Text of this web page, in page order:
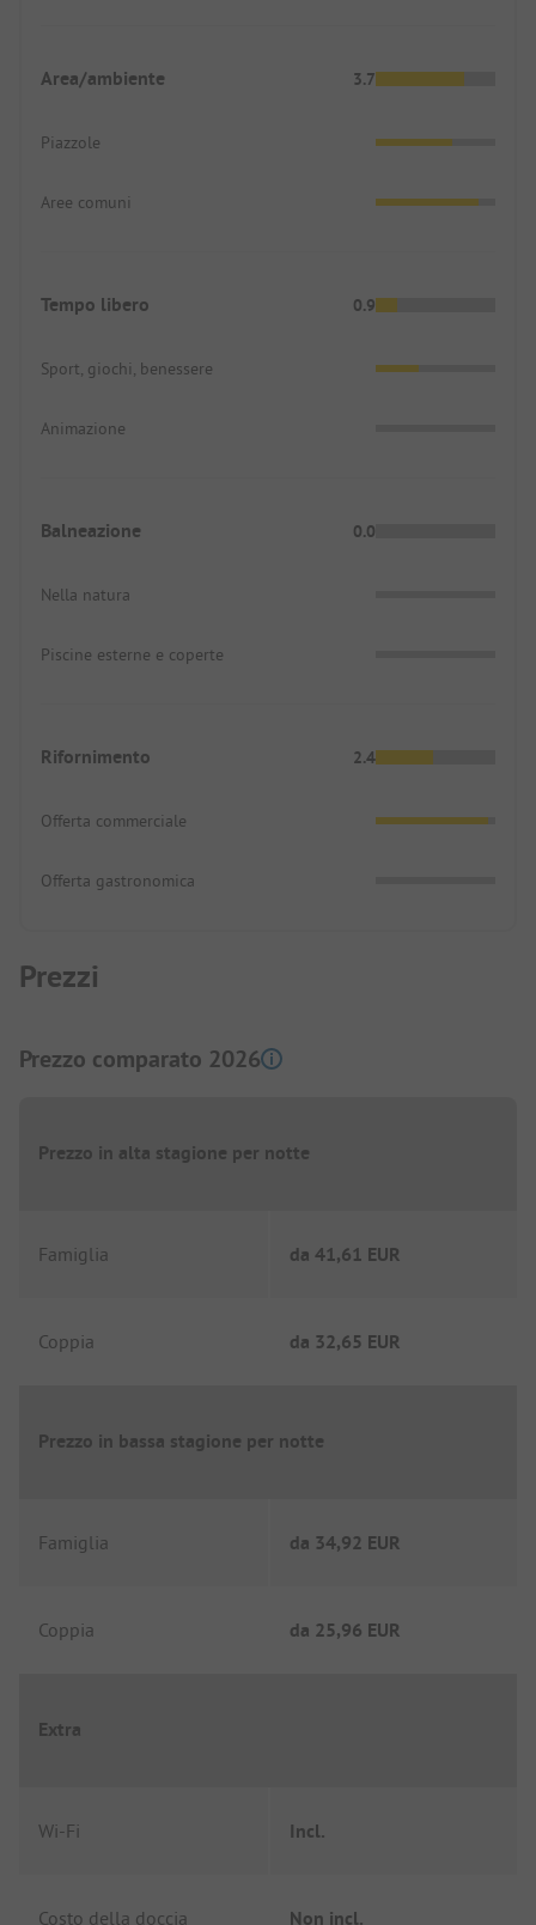
Area/ambiente 3.7
Piazzole
Aree comuni
Tempo libero 0.9
Sport, giochi, benessere
Animazione
Balneazione 0.0
Nella natura
Piscine esterne e coperte
Rifornimento 2.4
Offerta commerciale
Offerta gastronomica
Prezzi
Prezzo comparato 2026
Prezzo in alta stagione per notte
Famiglia da 41,61 EUR
Coppia da 32,65 EUR
Prezzo in bassa stagione per notte
Famiglia da 34,92 EUR
Coppia da 25,96 EUR
Extra
Wi-Fi Incl.
Costo della doccia Non incl.